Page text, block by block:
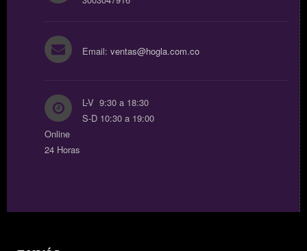
Email: ventas@hogla.com.co
L-V 9:30 a 18:30
S-D 10:30 a 19:00
Online
24 Horas